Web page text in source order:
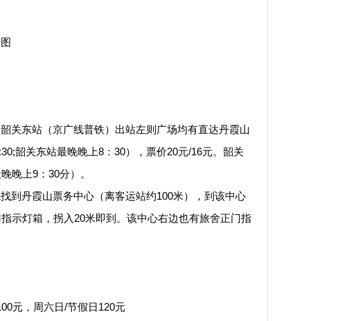
东站（京广线普铁）出站左则广场均有直达丹霞山
韶关东站最晚晚上8：30），票价20元/16元。韶关
晚上9：30分）。
丹霞山票务中心（离客运站约100米），到该中心
示灯箱，拐入20米即到。该中心右边也有旅舍正门指
元，周六日/节假日120元